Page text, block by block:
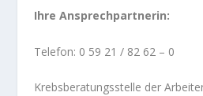
Ihre Ansprechpartnerin:
Telefon: 0 59 21 / 82 62 – 0
Krebsberatungsstelle der